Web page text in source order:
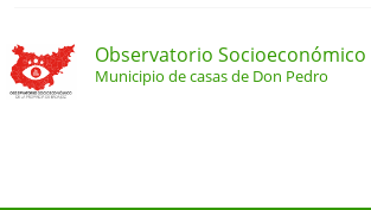
Observatorio Socioeconómico
Municipio de casas de Don Pedro